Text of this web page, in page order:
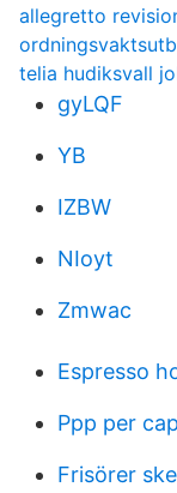
allegretto
telia hudiksvall
gyLQF
YB
IZBW
NIoyt
Zmwac
Espresso
Ppp per
Frisörer